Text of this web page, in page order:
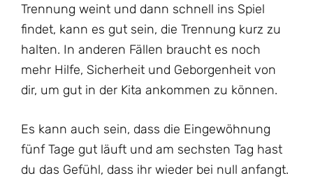
Trennung weint und dann schnell ins Spiel
findet, kann es gut sein, die Trennung kurz zu
halten. In anderen Fällen braucht es noch
mehr Hilfe, Sicherheit und Geborgenheit von
dir, um gut in der Kita ankommen zu können.
Es kann auch sein, dass die Eingewöhnung
fünf Tage gut läuft und am sechsten Tag hast
du das Gefühl, dass ihr wieder bei null anfangt.